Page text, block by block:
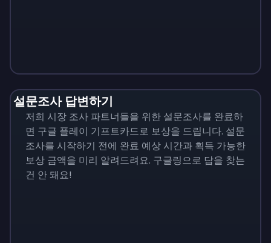
설문조사 답변하기
저희 시장 조사 파트너들을 위한 설문조사를 완료하
면 구글 플레이 기프트카드로 보상을 드립니다. 설문
조사를 시작하기 전에 완료 예상 시간과 획득 가능한
보상 금액을 미리 알려드려요. 구글링으로 답을 찾는
건 안 돼요!